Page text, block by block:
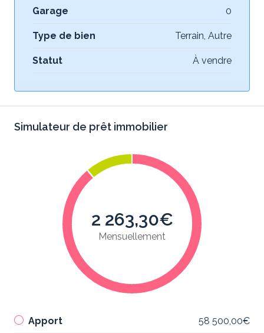
Garage 0
Type de bien Terrain, Autre
Statut À vendre
Simulateur de prêt immobilier
2 263,30€
Mensuellement
Apport 58 500,00€